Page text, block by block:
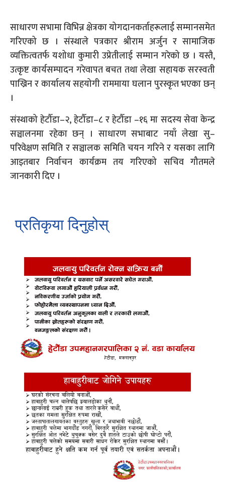
साधारण सभामा विभिन्न क्षेत्रका योगदानकर्ताहरूलाई सम्मानसमेत
गरिएको छ । संस्थाले पत्रकार श्रीराम अर्जुन र सामाजिक
व्यक्तित्वतर्फ यशोधा कुमारी उप्रेतीलाई सम्मान गरेको छ । यस्तै,
उत्कृष्ट कार्यसम्पादन गरेवापत बचत तथा लेखा सहायक सरस्वती
पाख्रिन र कार्यालय सहयोगी राममाया घलान पुरस्कृत भएका छन्
।
संस्थाको हेटौँडा–२, हेटौँडा–८ र हेटौँडा –१६ मा सदस्य सेवा केन्द्र
सञ्चालनमा रहेका छन् । साधारण सभाबाट नयाँ लेखा सु–
परिवेक्षण समिति र सञ्चालक समिति चयन गरिने र यसका लागि
आइतबार निर्वाचन कार्यक्रम तय गरिएको सचिव गौतमले
जानकारी दिए ।
प्रतिकृया दिनुहोस्